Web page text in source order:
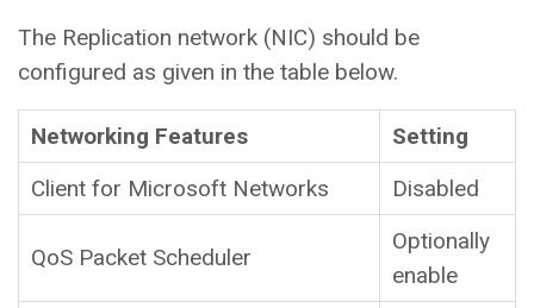
The Replication network (NIC) should be
configured as given in the table below.
Networking Features
Setting
Client for Microsoft Networks
Disabled
QoS Packet Scheduler
Optionally
enable